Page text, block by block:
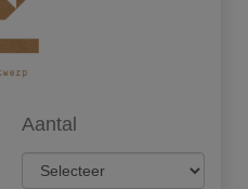
Aantal